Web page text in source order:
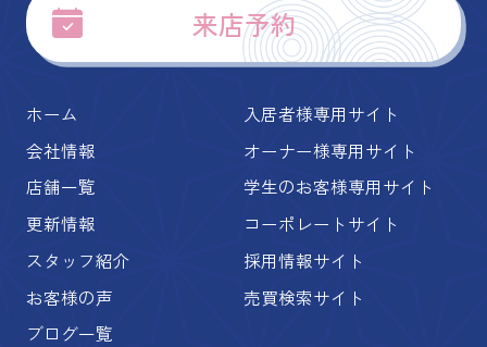
来店予約
ホーム
会社情報
店舗一覧
更新情報
スタッフ紹介
お客様の声
ブログ一覧
入居者様専用サイト
オーナー様専用サイト
学生のお客様専用サイト
コーポレートサイト
採用情報サイト
売買検索サイト